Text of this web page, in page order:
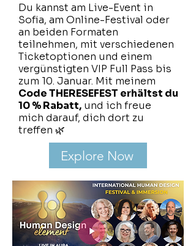
Du kannst am Live-Event in
Sofia, am Online-Festival oder
an beiden Formaten
teilnehmen, mit verschiedenen
Ticketoptionen und einem
vergünstigten VIP Full Pass bis
zum 10. Januar. Mit meinem
Code THERESEFEST erhältst du
10 % Rabatt, und ich freue
mich darauf, dich dort zu
treffen 🌿
Explore Now